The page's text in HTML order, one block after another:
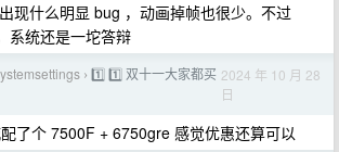
现什么明显 bug ，动画掉帧也很少。不过
系统还是一坨答辩
› 1️⃣ 1️⃣ 双十一大家都买 2024 年 10 月 28
日
了个 7500F + 6750gre 感觉优惠还算可以